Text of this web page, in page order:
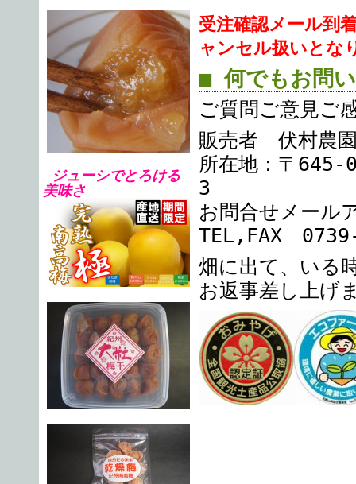
ジューシでとろける
美味さ
受注確認メール到
ャンセル扱いとな
■ 何でもお問
ご質問ご意見ご
販売者 伏村農
所在地：〒645-
3
お問合せメール
TEL,FAX
畑に出て、いる
お返事差し上げ